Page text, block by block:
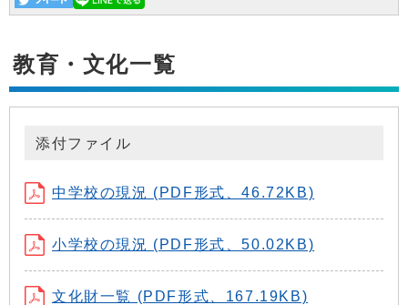
教育・文化一覧
添付ファイル
中学校の現況 (PDF形式、46.72KB)
小学校の現況 (PDF形式、50.02KB)
文化財一覧 (PDF形式、167.19KB)